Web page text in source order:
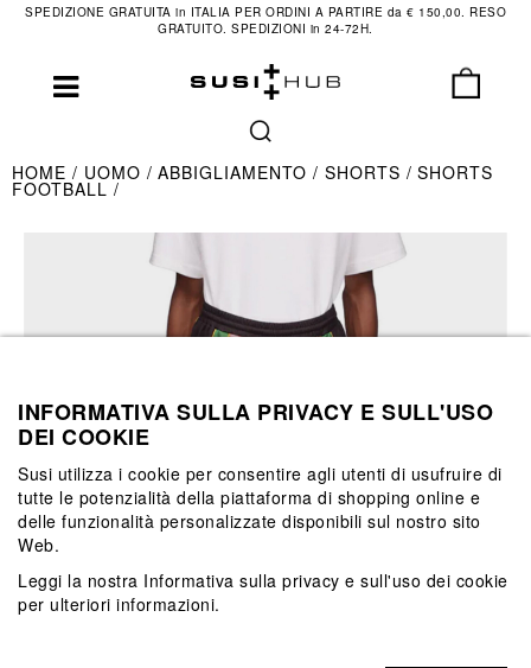
SPEDIZIONE GRATUITA in ITALIA PER ORDINI A PARTIRE da € 150,00. RESO
GRATUITO. SPEDIZIONI in 24-72H.
HOME UOMO ABBIGLIAMENTO SHORTS SHORTS
FOOTBALL
INFORMATIVA SULLA PRIVACY E SULL'USO
DEI COOKIE
Susi utilizza i cookie per consentire agli utenti di usufruire di
tutte le potenzialità della piattaforma di shopping online e
delle funzionalità personalizzate disponibili sul nostro sito
Web.
Leggi la nostra Informativa sulla privacy e sull'uso dei cookie
per ulteriori informazioni.